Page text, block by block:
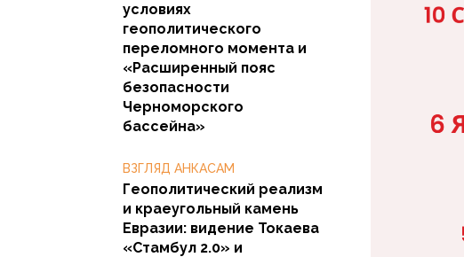
условиях
геополитического
переломного момента и
«Расширенный пояс
безопасности
Черноморского
бассейна»
ВЗГЛЯД АНКАСАМ
Геополитический реализм
и краеугольный камень
Евразии: видение Токаева
«Стамбул 2.0» и